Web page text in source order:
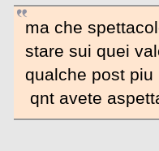
ma che
stare sui quei
qualche post
qnt avete